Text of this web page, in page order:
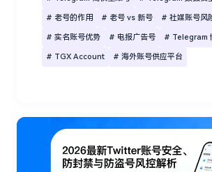
# 老号的作用 # 老号 vs 新号 # 社媒账号风
# 实名账号优势 # 电报广告号 # Telegram
# TGX Account # 海外账号供应平台